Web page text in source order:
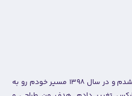
من از سال ۱۳۸۶ وارد دنیای برنامه‌نویسی شدم و در سال ۱۳۹۸ مسیر خودم رو به